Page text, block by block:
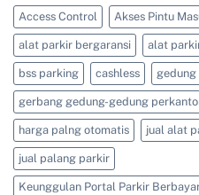
4405-
7125/
0813-
4161-
5165
BSS
Parking
|
KABUPATEN
RAJA
AMPAT
0821-
4405-
7125/
0813-
4161-
5165
Access Control Akses Pintu
alat parkir bergaransi alat
bss parking cashless gedung
gerbang gedung-gedung
harga palng otomatis jual alat
jual palang parkir
Keunggulan Portal Parkir